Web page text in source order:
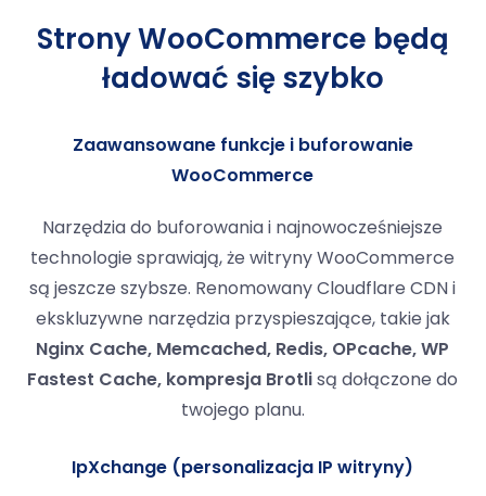
Strony WooCommerce będą
ładować się szybko
Zaawansowane funkcje i buforowanie
WooCommerce
Narzędzia do buforowania i najnowocześniejsze
technologie sprawiają, że witryny WooCommerce
są jeszcze szybsze. Renomowany Cloudflare CDN i
ekskluzywne narzędzia przyspieszające, takie jak
Nginx Cache, Memcached, Redis, OPcache, WP
Fastest Cache, kompresja Brotlisą dołączone do
twojego planu.
IpXchange (personalizacja IP witryny)